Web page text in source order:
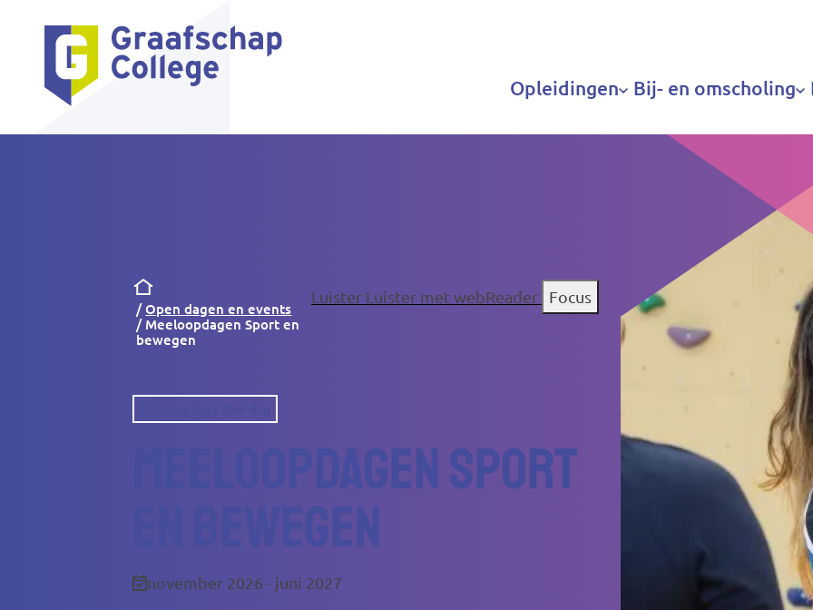
Hoofdnavigatie
Opleidingen Bij- en omscholing
Luister Luister met webReader Focus
Kruimelpad
Open dagen en events
Meeloopdagen Sport en
bewegen
Meeloopdagen Sport
en bewegen
november 2026 - juni 2027